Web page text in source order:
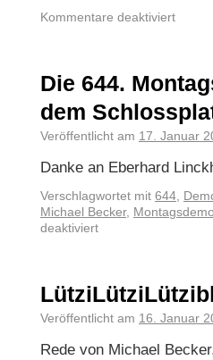
Kommentare deaktiviert
Die 644.
dem
Veröffentlicht am 17. Januar
Danke an Eberhard
Verschlagwortet mit 644,
Michael Becker,
deaktiviert
Veröffentlicht am 16. Januar
Rede von Michael